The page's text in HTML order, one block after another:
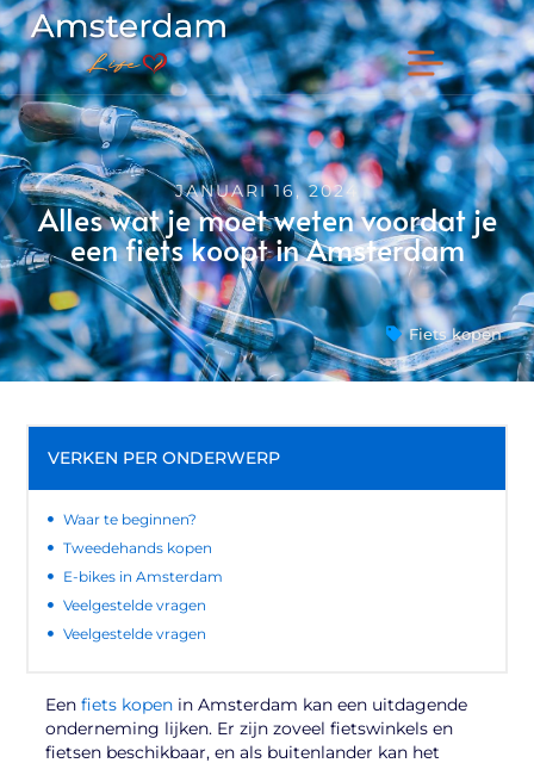
JANUARI 16, 2024
Alles wat je moet weten voordat je
een fiets koopt in Amsterdam
Fiets kopen
Eenfiets kopen in Amsterdam kan een uitdagende
onderneming lijken. Er zijn zoveel fietswinkels en
fietsen beschikbaar, en als buitenlander kan het
VERKEN PER ONDERWERP
Waar te beginnen?
Tweedehands kopen
E-bikes in Amsterdam
Veelgestelde vragen
Veelgestelde vragen